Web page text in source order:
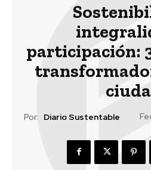
participación:
Por: Diario Sustentable